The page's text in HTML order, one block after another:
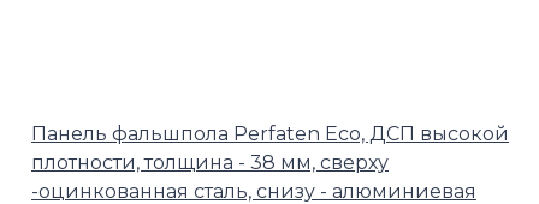
Панель фальшпола Perfaten Eco, ДСП высокой
плотности, толщина - 38 мм, сверху
-оцинкованная сталь, снизу - алюминиевая